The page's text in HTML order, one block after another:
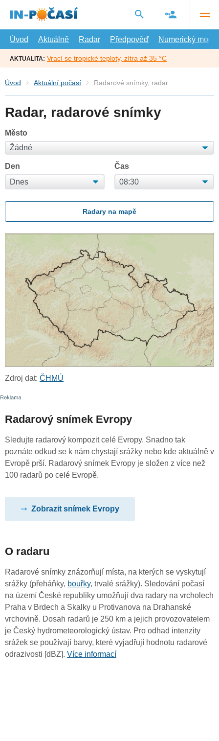
hlavní
Úvod
Aktuálně Radar Předpověď Numerický model
AKTUALITA: Vrací se tropické teploty, zítra až 35 °C
Úvod Aktuální počasí Radarové snímky, radar
Radar, radarové snímky
Město
Den Čas
Radary na mapě
Zdroj dat: ČHMÚ
Radarový snímek Evropy
Sledujte radarový kompozit celé Evropy. Snadno tak
poznáte odkud se k nám chystají srážky nebo kde aktuálně v
Evropě prší. Radarový snímek Evropy je složen z více než
100 radarů po celé Evropě.
Zobrazit snímek Evropy
O radaru
Radarové snímky znázorňují místa, na kterých se vyskytují
srážky (přeháňky, bouřky, trvalé srážky). Sledování počasí
na území České republiky umožňují dva radary na vrcholech
Praha v Brdech a Skalky u Protivanova na Drahanské
vrchovině. Dosah radarů je 250 km a jejich provozovatelem
je Český hydrometeorologický ústav. Pro odhad intenzity
srážek se používají barvy, které vyjadřují hodnotu radarové
odrazivosti [dBZ]. Více informací